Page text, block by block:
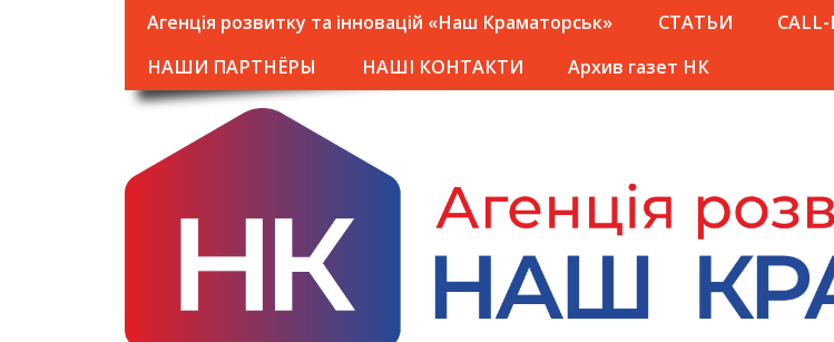
Агенція розвитку та інновацій «Наш Краматорськ» СТАТЬИ
НАШИ ПАРТНЁРЫ
НАШІ КОНТАКТИ Архив газет НК